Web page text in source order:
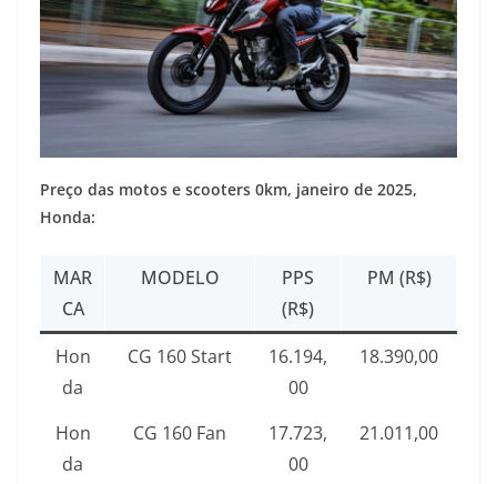
Preço das motos e scooters 0km, janeiro de 2025,
Honda:
MAR
CA
MODELO
PPS
(R$)
PM (R$)
Hon
da
CG 160 Start
16.194,
00
18.390,00
Hon
da
CG 160 Fan
17.723,
00
21.011,00